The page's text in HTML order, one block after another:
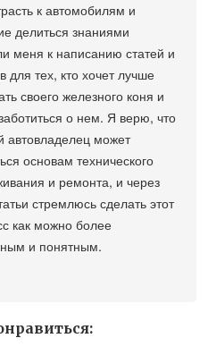
к автомобилям и
делиться знаниями
меня к написанию статей и
для тех, кто хочет лучше
своего железного коня и
о нем. Я верю, что
автовладелец может
основам технического
и ремонта, и через
стремлюсь сделать этот
как можно более
и понятным.